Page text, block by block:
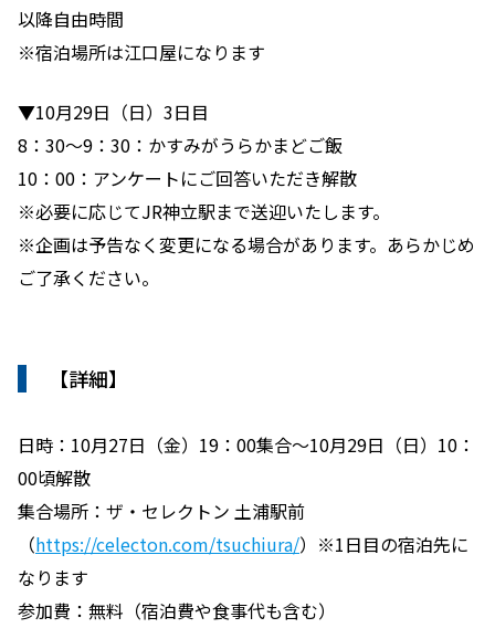
以降自由時間
※宿泊場所は江口屋になります
▼10月29日（日）3日目
8：30〜9：30：かすみがうらかまどご飯
10：00：アンケートにご回答いただき解散
※必要に応じてJR神立駅まで送迎いたします。
※企画は予告なく変更になる場合があります。あらかじめ
ご了承ください。
【詳細】
日時：10月27日（金）19：00集合〜10月29日（日）10：
00頃解散
集合場所：ザ・セレクトン 土浦駅前
（https://celecton.com/tsuchiura/）※1日目の宿泊先に
なります
参加費：無料（宿泊費や食事代も含む）